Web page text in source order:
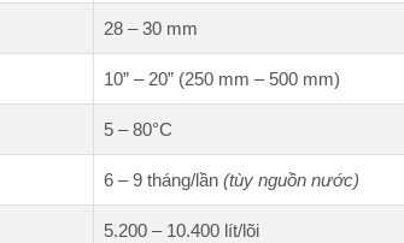
28 – 30 mm
10” – 20” (250 mm – 500 mm)
5 – 80°C
6 – 9 tháng/lần (tùy nguồn nước)
5.200 – 10.400 lít/lõi